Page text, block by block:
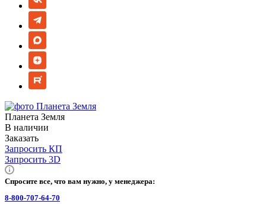
Планета Земля
В наличии
Заказать
Запросить КП
Запросить 3D
Спросите все, что вам нужно, у менеджера:
8-800-707-64-70